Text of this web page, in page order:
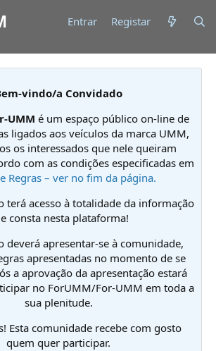
Entrar Registar
vindo/a Convidado
UMM é um espaço público on-line de
ligados aos veículos da marca UMM,
os interessados que nele queiram
com as condições especificadas em
Regras – ver no fim da página.
terá acesso à totalidade da informação
consta nesta plataforma!
deverá apresentar-se à comunidade,
apresentadas no momento de se
a aprovação da apresentação estará
no ForUMM/For-UMM em toda a
sua plenitude.
Esta comunidade recebe com gosto
quem quer participar.